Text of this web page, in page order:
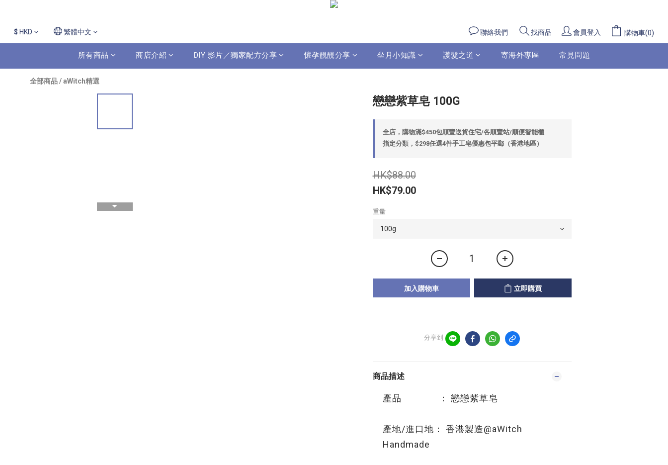
$ HKD 繁體中文 聯絡我們 找商品 會員登入 購物車(0)
所有商品 商店介紹 DIY 影片／獨家配方分享 懷孕靚靚分享 坐月小知識 護髮之道 寄海外專區 常見問題
全部商品/aWitch精選
戀戀紫草皂 100G
全店，購物滿$450包順豐送貨住宅/各順豐站/順便智能櫃
指定分類，$298任選4件手工皂優惠包平郵（香港地區）
HK$88.00
HK$79.00
重量
加入購物車 立即購買
分享到
商品描述
產品 ： 戀戀紫草皂
產地/進口地： 香港製造@aWitch
Handmade